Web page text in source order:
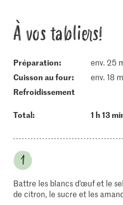
À vos tabliers!
Préparation:
env. 25
cuisson au four:
env. 18
refroidissement
Total: 1 h 13
Battre les blancs d’œuf et le
de citron, le sucre et les